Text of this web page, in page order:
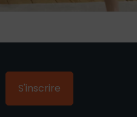
S'inscrire